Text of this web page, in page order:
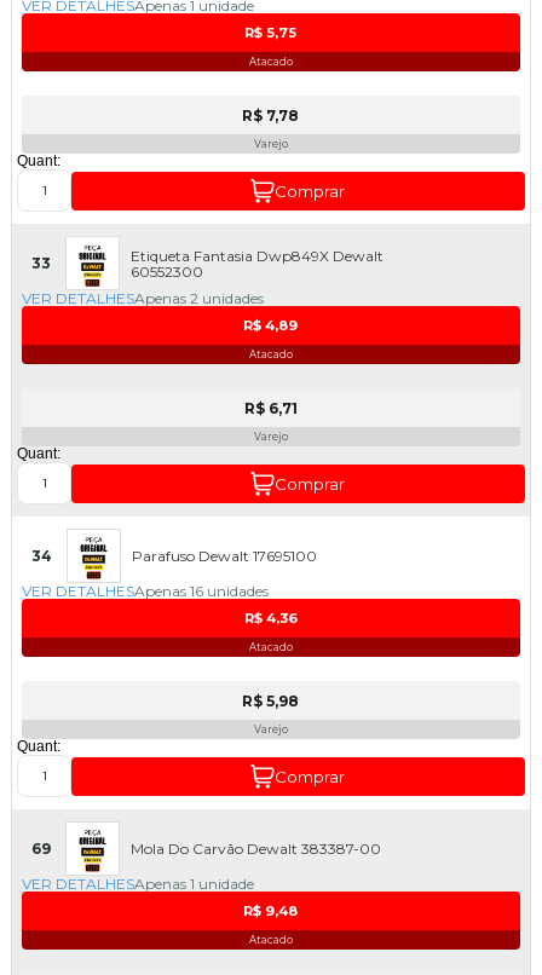
VER DETALHESApenas 1 unidade
R$ 5,75
Atacado
R$ 7,78
Varejo
Quant:
Comprar
33
Etiqueta Fantasia Dwp849X Dewalt
60552300
VER DETALHESApenas 2 unidades
R$ 4,89
Atacado
R$ 6,71
Varejo
Quant:
Comprar
34
Parafuso Dewalt 17695100
VER DETALHESApenas 16 unidades
R$ 4,36
Atacado
R$ 5,98
Varejo
Quant:
Comprar
69
Mola Do Carvão Dewalt 383387-00
VER DETALHESApenas 1 unidade
R$ 9,48
Atacado